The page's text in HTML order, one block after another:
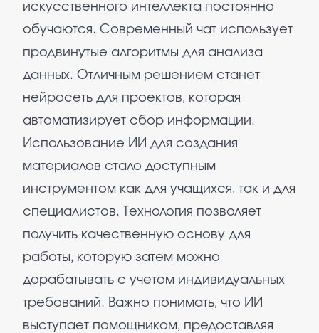
искусственного интеллекта постоянно
обучаются. Современный чат использует
продвинутые алгоритмы для анализа
данных. Отличным решением станет
нейросеть для проектов, которая
автоматизирует сбор информации.
Использование ИИ для создания
материалов стало доступным
инструментом как для учащихся, так и для
специалистов. Технология позволяет
получить качественную основу для
работы, которую затем можно
дорабатывать с учетом индивидуальных
требований. Важно понимать, что ИИ
выступает помощником, предоставляя